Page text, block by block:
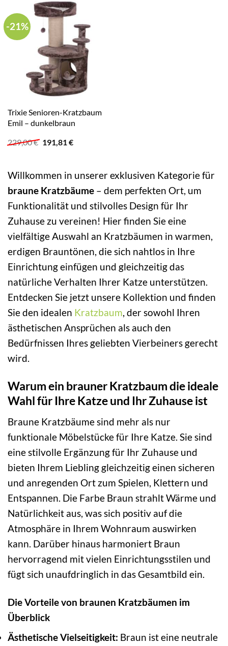
-21%
Trixie Senioren-Kratzbaum
Emil – dunkelbraun
229,00€ Ursprünglicher
Preis
191,81€Aktueller
Willkommen in unserer exklusiven Kategorie für
braune Kratzbäume – dem perfekten Ort, um
Funktionalität und stilvolles Design für Ihr
Zuhause zu vereinen! Hier finden Sie eine
vielfältige Auswahl an Kratzbäumen in warmen,
erdigen Brauntönen, die sich nahtlos in Ihre
Einrichtung einfügen und gleichzeitig das
natürliche Verhalten Ihrer Katze unterstützen.
Entdecken Sie jetzt unsere Kollektion und finden
Sie den idealen Kratzbaum, der sowohl Ihren
ästhetischen Ansprüchen als auch den
Bedürfnissen Ihres geliebten Vierbeiners gerecht
wird.
Warum ein brauner Kratzbaum die ideale
Wahl für Ihre Katze und Ihr Zuhause ist
Braune Kratzbäume sind mehr als nur
funktionale Möbelstücke für Ihre Katze. Sie sind
eine stilvolle Ergänzung für Ihr Zuhause und
bieten Ihrem Liebling gleichzeitig einen sicheren
und anregenden Ort zum Spielen, Klettern und
Entspannen. Die Farbe Braun strahlt Wärme und
Natürlichkeit aus, was sich positiv auf die
Atmosphäre in Ihrem Wohnraum auswirken
kann. Darüber hinaus harmoniert Braun
hervorragend mit vielen Einrichtungsstilen und
fügt sich unaufdringlich in das Gesamtbild ein.
Die Vorteile von braunen Kratzbäumen im
Überblick
Ästhetische Vielseitigkeit: Braun ist eine neutrale